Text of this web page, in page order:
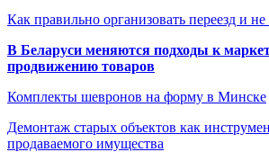
Как правильно организовать переезд и не
В Беларуси меняются подходы к
продвижению товаров
Комплекты шевронов на форму в Минске
Демонтаж старых объектов как
продаваемого имущества